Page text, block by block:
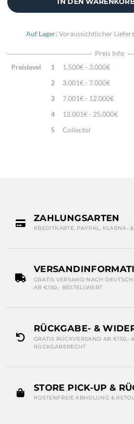
Auf Lager: Voraussichtlicher
Preis Info
Preislevel
1
1.500€ - 3.000€
2
3.001€ - 7.000€
3
7.001€ - 12.000€
4
12.001€ - 25.000€
5
Collector
ZAHLUNGSARTEN
KREDITKARTE, PAYPAL, KLARNA-
GRATIS VERSAND NACH
AB €150,- BESTELLWERT
RÜCKGABE- &
GRATIS RÜCKVERSAND AB €150,-
RÜCKGABERECHT
STORE PICK-UP &
KOSTENFREIE ABHOLUNG &